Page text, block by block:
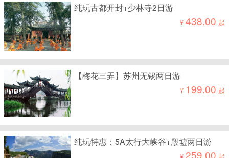
纯玩古都开封+少林寺2日游
¥438.00 起
【梅花三弄】苏州无锡两日游
¥ 199.00 起
纯玩特惠：5A太行大峡谷+殷墟两日游
259.00